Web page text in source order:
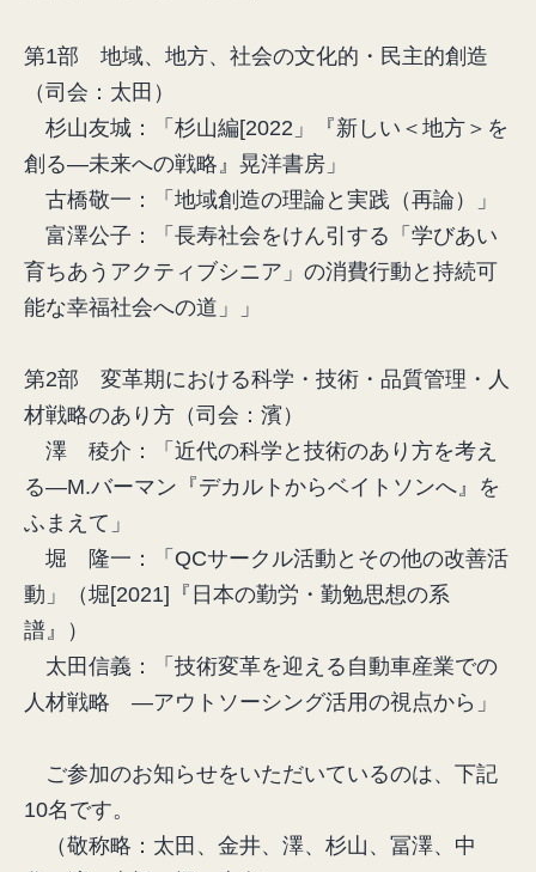
第1部 地域、地方、社会の文化的・民主的創造
（司会：太田）
杉山友城：「杉山編[2022」『新しい＜地方＞を
創る―未来への戦略』晃洋書房」
古橋敬一：「地域創造の理論と実践（再論）」
富澤公子：「長寿社会をけん引する「学びあい
育ちあうアクティブシニア」の消費行動と持続可
能な幸福社会への道」」
第2部 変革期における科学・技術・品質管理・人
材戦略のあり方（司会：濱）
澤 稜介：「近代の科学と技術のあり方を考え
る―M.バーマン『デカルトからベイトソンへ』を
ふまえて」
堀 隆一：「QCサークル活動とその他の改善活
動」（堀[2021]『日本の勤労・勤勉思想の系
譜』）
太田信義：「技術変革を迎える自動車産業での
人材戦略 ―アウトソーシング活用の視点から」
ご参加のお知らせをいただいているのは、下記
10名です。
（敬称略：太田、金井、澤、杉山、冨澤、中